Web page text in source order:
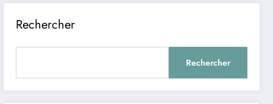
Rechercher
Rechercher